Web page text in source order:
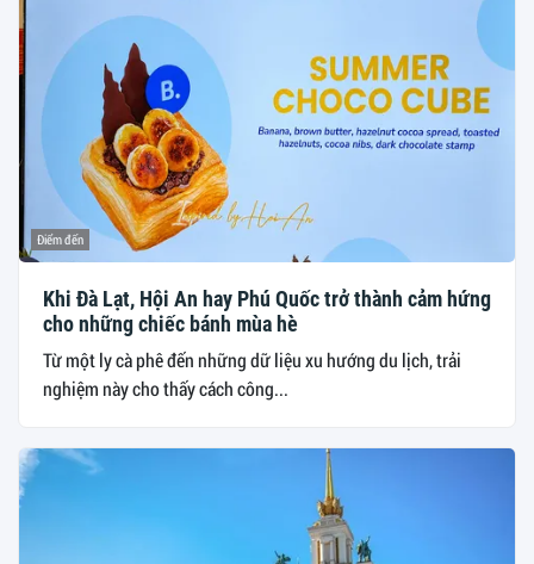
Điểm đến
Khi Đà Lạt, Hội An hay Phú Quốc trở thành cảm hứng
cho những chiếc bánh mùa hè
Từ một ly cà phê đến những dữ liệu xu hướng du lịch, trải
nghiệm này cho thấy cách công...